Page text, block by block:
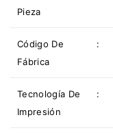
Pieza
Código De
Fábrica
:
Tecnología De
Impresión
: